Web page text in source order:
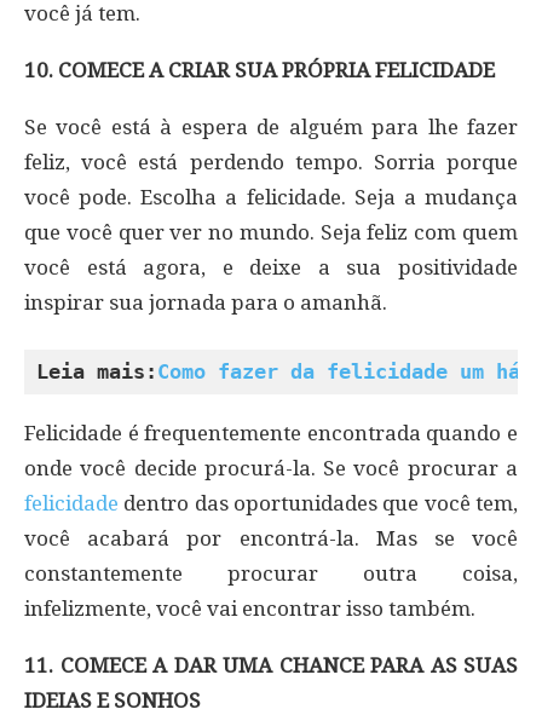
você já tem.
10. COMECE A CRIAR SUA PRÓPRIA FELICIDADE
Se você está à espera de alguém para lhe fazer
feliz, você está perdendo tempo. Sorria porque
você pode. Escolha a felicidade. Seja a mudança
que você quer ver no mundo. Seja feliz com quem
você está agora, e deixe a sua positividade
inspirar sua jornada para o amanhã.
Leia mais: Como fazer da felicidade um
Felicidade é frequentemente encontrada quando e
onde você decide procurá-la. Se você procurar a
felicidade dentro das oportunidades que você tem,
você acabará por encontrá-la. Mas se você
constantemente procurar outra coisa,
infelizmente, você vai encontrar isso também.
11. COMECE A DAR UMA CHANCE PARA AS SUAS
IDEIAS E SONHOS